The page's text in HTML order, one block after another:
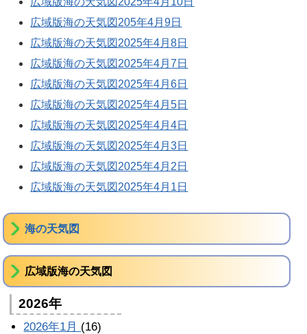
広域版海の天気図205年4月9日
広域版海の天気図2025年4月8日
広域版海の天気図2025年4月7日
広域版海の天気図2025年4月6日
広域版海の天気図2025年4月5日
広域版海の天気図2025年4月4日
広域版海の天気図2025年4月3日
広域版海の天気図2025年4月2日
広域版海の天気図2025年4月1日
海の天気図
広域版海の天気図
2026年
2026年1月 (16)